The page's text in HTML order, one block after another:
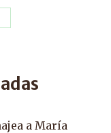
a María